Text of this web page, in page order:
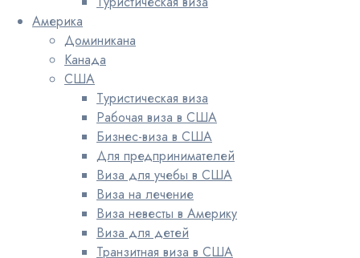
Америка
Доминикана
Канада
США
Туристическая виза
Рабочая виза в США
Бизнес-виза в США
Для предпринимателей
Виза для учебы в США
Виза на лечение
Виза невесты в Америку
Виза для детей
Транзитная виза в США